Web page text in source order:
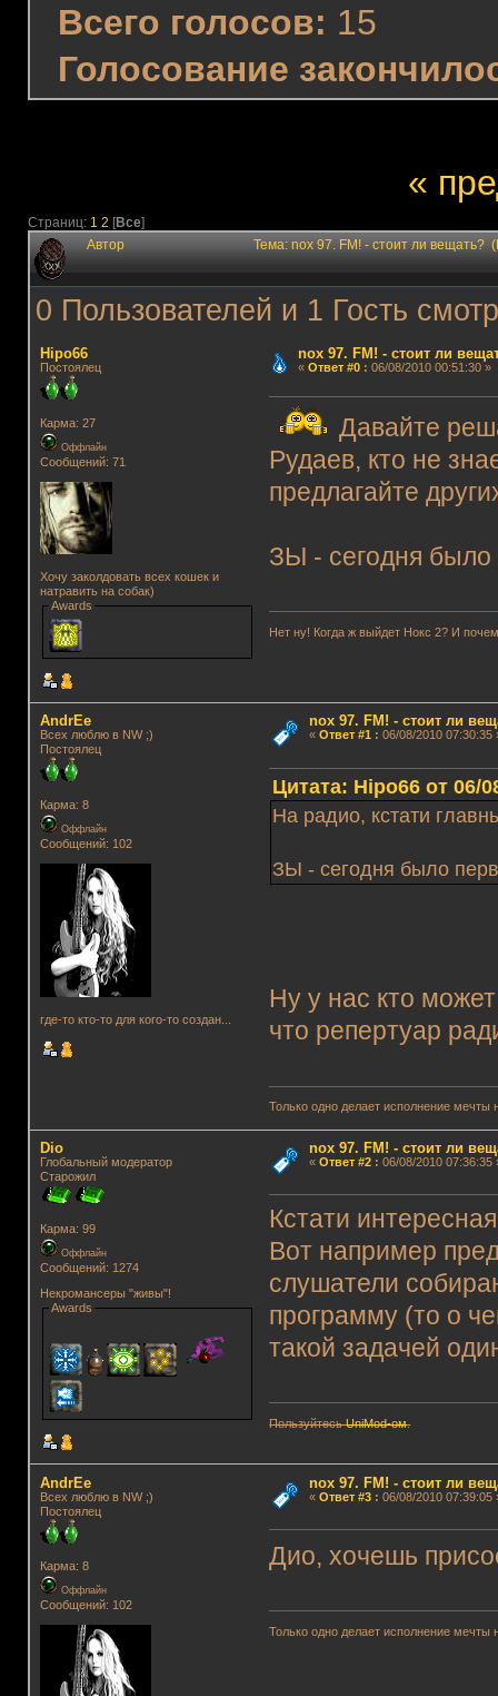
Всего голосов: 15
Голосование
«
Страниц: 1 2 [Все]
Автор Тема: nox 97. FM! - стоит ли вещать?
0 Пользователей и 1 Гость
Hipo66
Постоялец
Карма: 27
Оффлайн
Сообщений: 71
Хочу заколдовать всех кошек и
натравить на собак)
Awards
nox 97. FM! - стоит ли
« Ответ #0: 06/08/2010 00:51:30 »
Давайте
Рудаев, кто не
предлагайте
ЗЫ - сегодня
Нет ну! Когда ж выйдет Нокс 2? И
AndrEe
Всех люблю в NW ;)
Постоялец
Карма: 8
Оффлайн
Сообщений: 102
где-то кто-то для кого-то создан...
nox 97. FM! - стоит ли
« Ответ #1 : 06/08/2010 07:30:35
Цитата: Hipo66 от 06/
На радио, кстати
ЗЫ - сегодня было
Ну у нас кто
что репертуар
Только одно делает исполнение
Dio
Глобальный модератор
Старожил
Карма: 99
Оффлайн
Сообщений: 1274
Некромансеры "живы"!
Awards
nox 97. FM! - стоит ли
« Ответ #2: 06/08/2010 07:36:35
Кстати
Вот например
слушатели
программу (то о
такой задачей
ПользуйтесьUniMod-ом.
AndrEe
Всех люблю в NW ;)
Постоялец
Карма: 8
Оффлайн
Сообщений: 102
nox 97. FM! - стоит ли
« Ответ #3: 06/08/2010 07:39:05
Дио, хочешь
Только одно делает исполнение